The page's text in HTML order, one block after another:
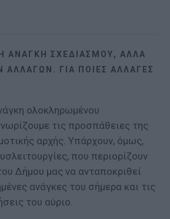
ΑΝΆΓΚΗ ΣΧΕΔΙΑΣΜΟΎ, ΑΛΛΆ
ΑΛΛΑΓΏΝ. ΓΙΑ ΠΟΙΕΣ ΑΛΛΑΓΈΣ
ολοκληρωμένου
τις προσπάθειες της
αρχής. Υπάρχουν, όμως,
που περιορίζουν
Δήμου μας να ανταποκριθεί
ανάγκες του σήμερα και τις
του αύριο.